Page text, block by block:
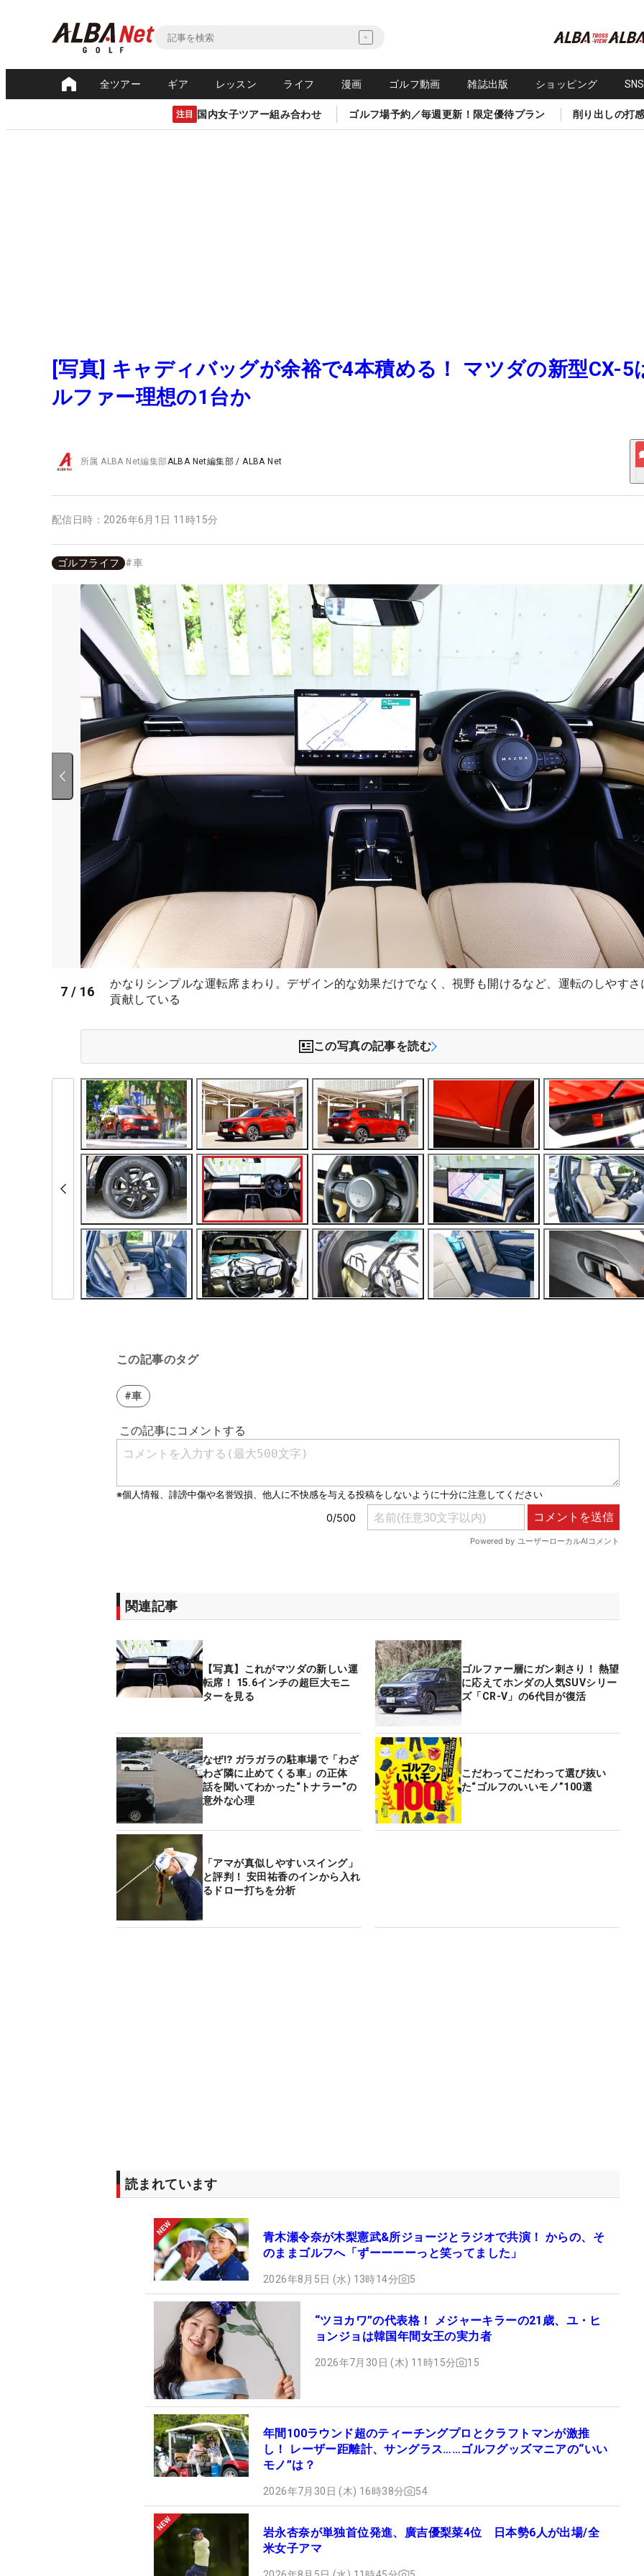
全ツアー ギア レッスン ライフ 漫画 ゴルフ動画 雑誌出版 ショッピング
注目 国内女子ツアー組み合わせ ゴルフ場予約／毎週更新！限定優待プラン 削り出しの打
[写真] キャディバッグが余裕で4本積める！ マツダの新型CX-5
ルファー理想の1台か
所属ALBA Net編集部ALBA Net編集部 /ALBA Net
配信日時： 2026年6月1日 11時15分
ゴルフライフ #車
7 / 16
かなりシンプルな運転席まわり。デザイン的な効果だけでなく、視野も開けるなど、運転のしやすさ
貢献している
この写真の記事を読む
この記事のタグ
#車
関連記事
【写真】これがマツダの新しい運
転席！ 15.6インチの超巨大モニ
ターを見る
ゴルファー層にガン刺さり！ 熱望
に応えてホンダの人気SUVシリー
ズ「CR-V」の6代目が復活
なぜ⁉ ガラガラの駐車場で「わざ
わざ隣に止めてくる車」の正体
話を聞いてわかった“トナラー”の
意外な心理
こだわってこだわって選び抜い
た“ゴルフのいいモノ”100選
「アマが真似しやすいスイング」
と評判！ 安田祐香のインから入れ
るドロー打ちを分析
読まれています
青木瀬令奈が木梨憲武&所ジョージとラジオで共演！ からの、そ
のままゴルフへ「ずーーーーっと笑ってました」
2026年8月5日 (水) 13時14分 5
“ツヨカワ”の代表格！ メジャーキラーの21歳、ユ・ヒ
ョンジョは韓国年間女王の実力者
2026年7月30日 (木) 11時15分 15
年間100ラウンド超のティーチングプロとクラフトマンが激推
し！ レーザー距離計、サングラス……ゴルフグッズマニアの“いい
モノ”は？
2026年7月30日 (木) 16時38分 54
岩永杏奈が単独首位発進、廣吉優梨菜4位 日本勢6人が出場/全
米女子アマ